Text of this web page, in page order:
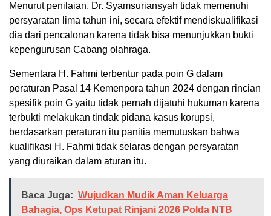
Menurut penilaian, Dr. Syamsuriansyah tidak memenuhi
persyaratan lima tahun ini, secara efektif mendiskualifikasi
dia dari pencalonan karena tidak bisa menunjukkan bukti
kepengurusan Cabang olahraga.
Sementara H. Fahmi terbentur pada poin G dalam
peraturan Pasal 14 Kemenpora tahun 2024 dengan rincian
spesifik poin G yaitu tidak pernah dijatuhi hukuman karena
terbukti melakukan tindak pidana kasus korupsi,
berdasarkan peraturan itu panitia memutuskan bahwa
kualifikasi H. Fahmi tidak selaras dengan persyaratan
yang diuraikan dalam aturan itu.
Baca Juga: Wujudkan Mudik Aman Keluarga
Bahagia, Ops Ketupat Rinjani 2026 Polda NTB